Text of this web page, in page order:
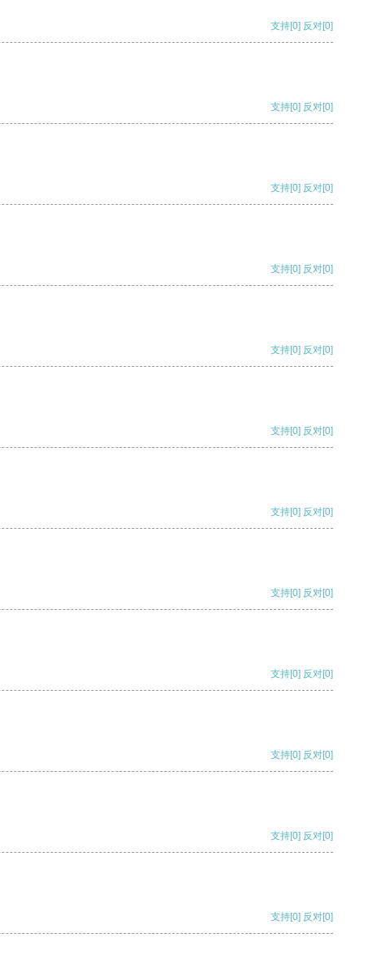
支持[0] 反对[0]
支持[0] 反对[0]
支持[0] 反对[0]
支持[0] 反对[0]
支持[0] 反对[0]
支持[0] 反对[0]
支持[0] 反对[0]
支持[0] 反对[0]
支持[0] 反对[0]
支持[0] 反对[0]
支持[0] 反对[0]
支持[0] 反对[0]